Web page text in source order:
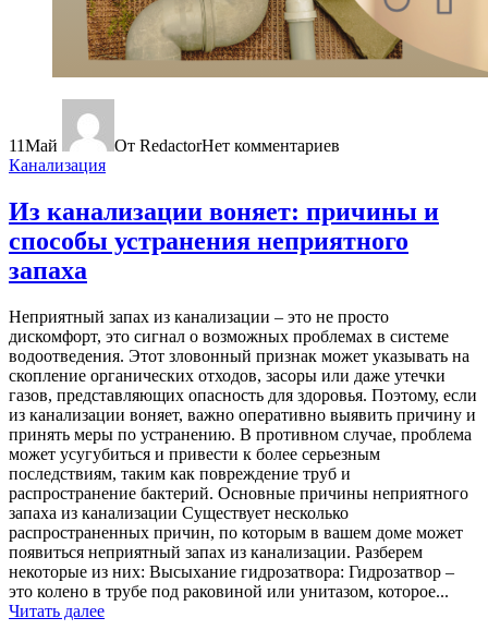
11Май От RedactorНет комментариев
Канализация
Из канализации воняет: причины и
способы устранения неприятного
запаха
Неприятный запах из канализации – это не просто
дискомфорт, это сигнал о возможных проблемах в системе
водоотведения. Этот зловонный признак может указывать на
скопление органических отходов, засоры или даже утечки
газов, представляющих опасность для здоровья. Поэтому, если
из канализации воняет, важно оперативно выявить причину и
принять меры по устранению. В противном случае, проблема
может усугубиться и привести к более серьезным
последствиям, таким как повреждение труб и
распространение бактерий. Основные причины неприятного
запаха из канализации Существует несколько
распространенных причин, по которым в вашем доме может
появиться неприятный запах из канализации. Разберем
некоторые из них: Высыхание гидрозатвора: Гидрозатвор –
это колено в трубе под раковиной или унитазом, которое...
Читать далее